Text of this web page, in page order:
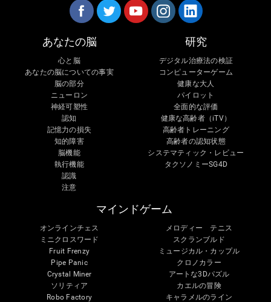
あなたの脳
心と脳
あなたの脳についての事実
脳の部分
ニューロン
神経可塑性
認知
記憶力の損失
知的障害
脳機能
執行機能
認識
注意
研究
デジタル治療法の検証
コンピューターゲーム
健康な大人
パイロット
全面的な評価
健康な高齢者（iTV）
高齢者トレーニング
高齢者の認知状態
システマティック・レビュー
タクソノミーSG4D
マインドゲーム
オンラインチェス
ミニクロスワード
Fruit Frenzy
Pipe Panic
Crystal Miner
ソリティア
Robo Factory
メロディー テニス
スクランブルド
ミュージカル・カップル
クロノカラー
アートな3Dパズル
カエルの冒険
キャラメルのライン